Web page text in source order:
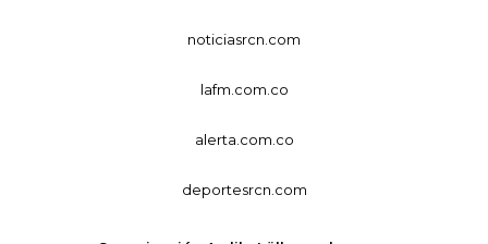
noticiasrcn.com
lafm.com.co
alerta.com.co
deportesrcn.com